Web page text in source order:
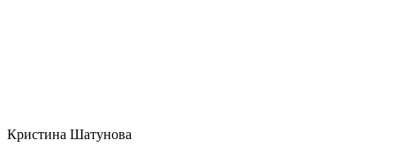
Кристина Шатунова